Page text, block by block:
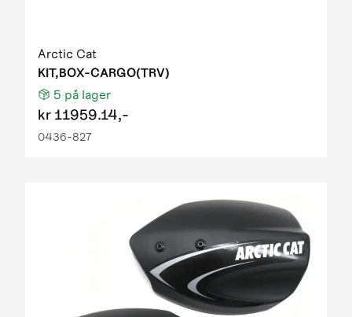
Arctic Cat
KIT,BOX-CARGO(TRV)
5 på lager
kr 11959.14,-
0436-827